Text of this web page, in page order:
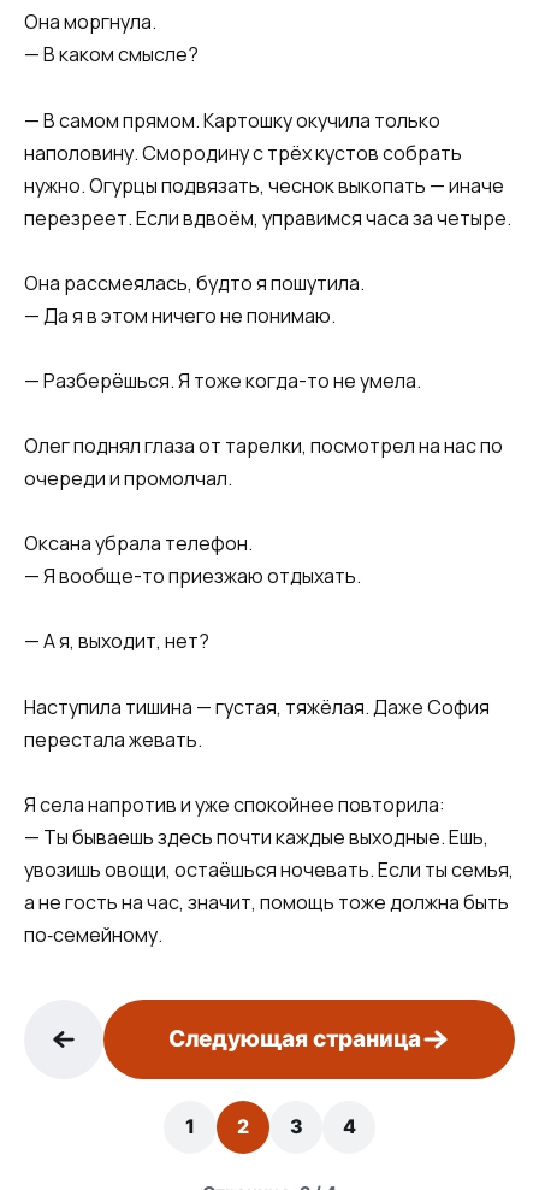
Она моргнула.
— В каком смысле?
— В самом прямом. Картошку окучила только
наполовину. Смородину с трёх кустов собрать
нужно. Огурцы подвязать, чеснок выкопать — иначе
перезреет. Если вдвоём, управимся часа за четыре.
Она рассмеялась, будто я пошутила.
— Да я в этом ничего не понимаю.
— Разберёшься. Я тоже когда-то не умела.
Олег поднял глаза от тарелки, посмотрел на нас по
очереди и промолчал.
Оксана убрала телефон.
— Я вообще-то приезжаю отдыхать.
— А я, выходит, нет?
Наступила тишина — густая, тяжёлая. Даже София
перестала жевать.
Я села напротив и уже спокойнее повторила:
— Ты бываешь здесь почти каждые выходные. Ешь,
увозишь овощи, остаёшься ночевать. Если ты семья,
а не гость на час, значит, помощь тоже должна быть
по‑семейному.
Следующая страница
1 2 3 4